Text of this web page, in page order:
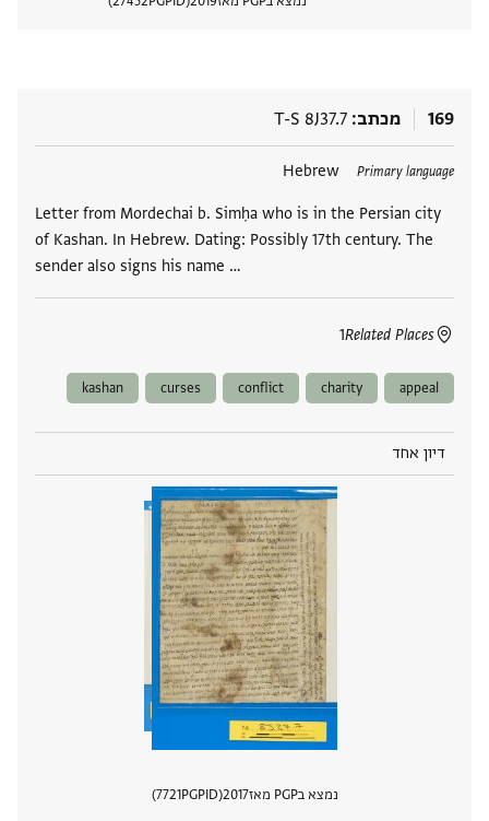
169 מכתב T-S 8J37.7
Primary language
Hebrew
Letter from Mordechai b. Simḥa who is in the Persian city
of Kashan. In Hebrew. Dating: Possibly 17th century. The
sender also signs his name …
Related Places
1
תגים
appeal
charity
conflict
curses
kashan
דיון אחד
נמצא בPGP מאז 2017
PGPID
7721